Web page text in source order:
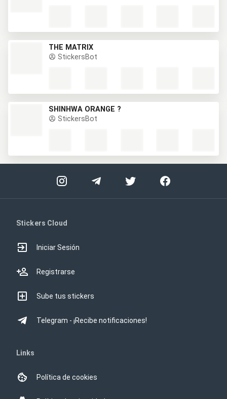
THE MATRIX
StickersBot
SHINHWA ORANGE ?
StickersBot
Stickers Cloud
Iniciar Sesión
Registrarse
Sube tus stickers
Telegram - ¡Recibe notificaciones!
Links
Política de cookies